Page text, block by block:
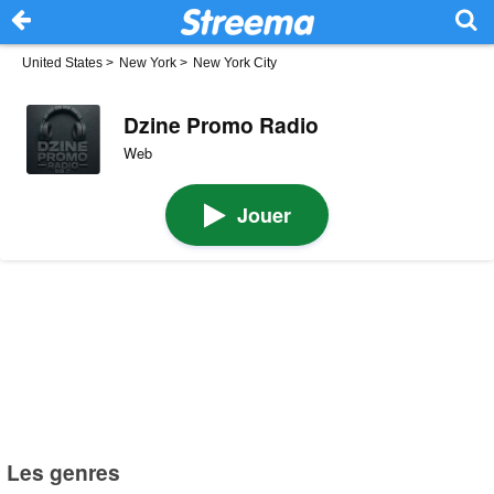
United States > New York > New York City
Dzine Promo Radio
Web
Jouer
Les genres